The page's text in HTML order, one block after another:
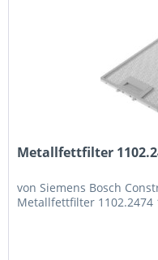
Metallfettfilter
von Siemens Bosch
Metallfettfilter 1102.2474